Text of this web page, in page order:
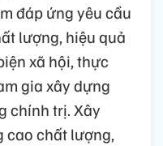
đáp ứng yêu cầu
lượng, hiệu quả
xã hội, thực
gia xây dựng
chính trị. Xây
cao chất lượng,